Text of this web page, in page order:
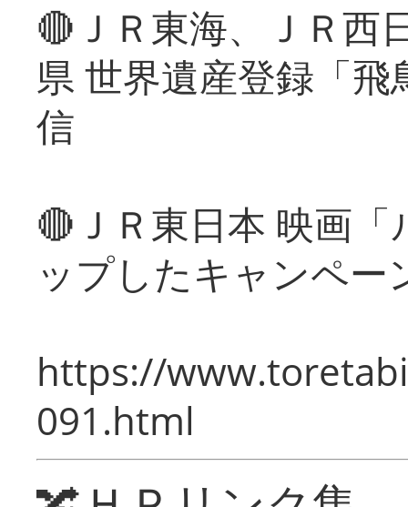
🔴ＪＲ東海、ＪＲ西
県 世界遺産登録「
信
🔴ＪＲ東日本 映画
ップしたキャンペー
https://
091.html